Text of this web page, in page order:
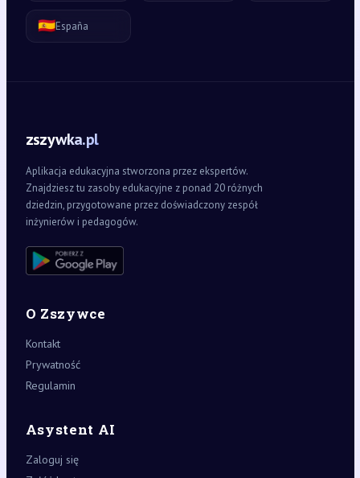
🇪🇸España
zszywka.pl
Aplikacja edukacyjna stworzona przez ekspertów.
Znajdziesz tu zasoby edukacyjne z ponad 20 różnych
dziedzin, przygotowane przez doświadczony zespół
inżynierów i pedagogów.
O Zszywce
Kontakt
Prywatność
Regulamin
Asystent AI
Zaloguj się